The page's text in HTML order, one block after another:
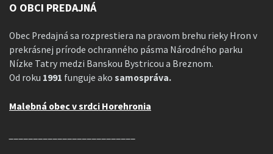
O OBCI PREDAJNÁ
Obec Predajná sa rozprestiera na pravom brehu rieky Hron v
prekrásnej prírode ochranného pásma Národného parku
Nízke Tatry medzi Banskou Bystricou a Breznom.
Od roku 1991 funguje ako samospráva.
Malebná obec v srdci Horehronia